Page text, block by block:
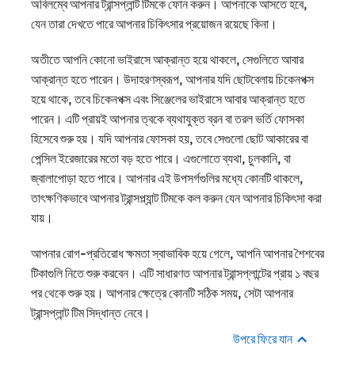
অবিলম্বে আপনার ট্রান্সপ্লান্ট টিমকে ফোন করুন। আপনাকে আসতে হবে,
যেন তারা দেখতে পারে আপনার চিকিৎসার প্রয়োজন রয়েছে কিনা।
অতীতে আপনি কোনো ভাইরাসে আক্রান্ত হয়ে থাকলে, সেগুলিতে আবার
আক্রান্ত হতে পারেন। উদাহরণস্বরূপ, আপনার যদি ছোটবেলায় চিকেনপক্স
হয়ে থাকে, তবে চিকেনপক্স এবং সিঞ্জেলের ভাইরাসে আবার আক্রান্ত হতে
পারেন। এটি প্রায়ই আপনার ত্বকে ব্যথাযুক্ত ব্রন বা তরল ভর্তি ফোসকা
হিসেবে শুরু হয়। যদি আপনার ফোসকা হয়, তবে সেগুলো ছোট আকারের বা
পেন্সিল ইরেজারের মতো বড় হতে পারে। এগুলোতে ব্যথা, চুলকানি, বা
জ্বালাপোড়া হতে পারে। আপনার এই উপসর্গগুলির মধ্যে কোনটি থাকলে,
তাৎক্ষণিকভাবে আপনার ট্রান্সপ্ল্যান্ট টিমকে কল করুন যেন আপনার চিকিৎসা করা
যায়।
আপনার রোগ-প্রতিরোধ ক্ষমতা স্বাভাবিক হয়ে গেলে, আপনি আপনার শৈশবের
টিকাগুলি নিতে শুরু করবেন। এটি সাধারণত আপনার ট্রান্সপ্লান্টের প্রায় ১ বছর
পর থেকে শুরু হয়। আপনার ক্ষেত্রে কোনটি সঠিক সময়, সেটা আপনার
ট্রান্সপ্লান্ট টিম সিদ্ধান্ত নেবে।
উপরে ফিরে যান